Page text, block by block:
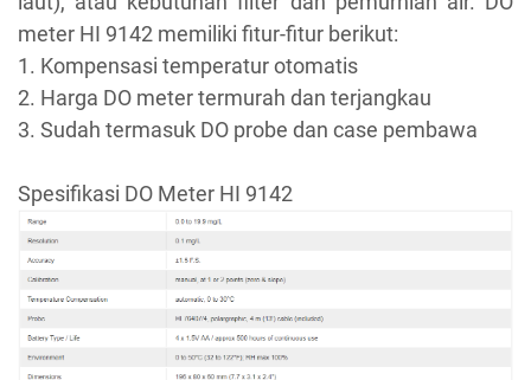
meter HI 9142 memiliki fitur-fitur berikut:
1. Kompensasi temperatur otomatis
2. Harga DO meter termurah dan terjangkau
3. Sudah termasuk DO probe dan case pembawa
Spesifikasi DO Meter HI 9142